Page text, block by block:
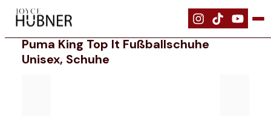
| Schuhe | PUMA KING TOP IT Fußballschuhe Unisex, Schuhe
Puma King Top It Fußballschuhe
Unisex, Schuhe